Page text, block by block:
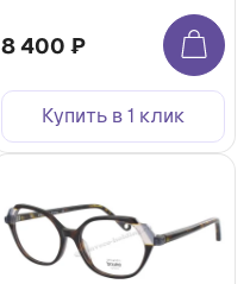
8 400 ₽
Купить в 1 клик